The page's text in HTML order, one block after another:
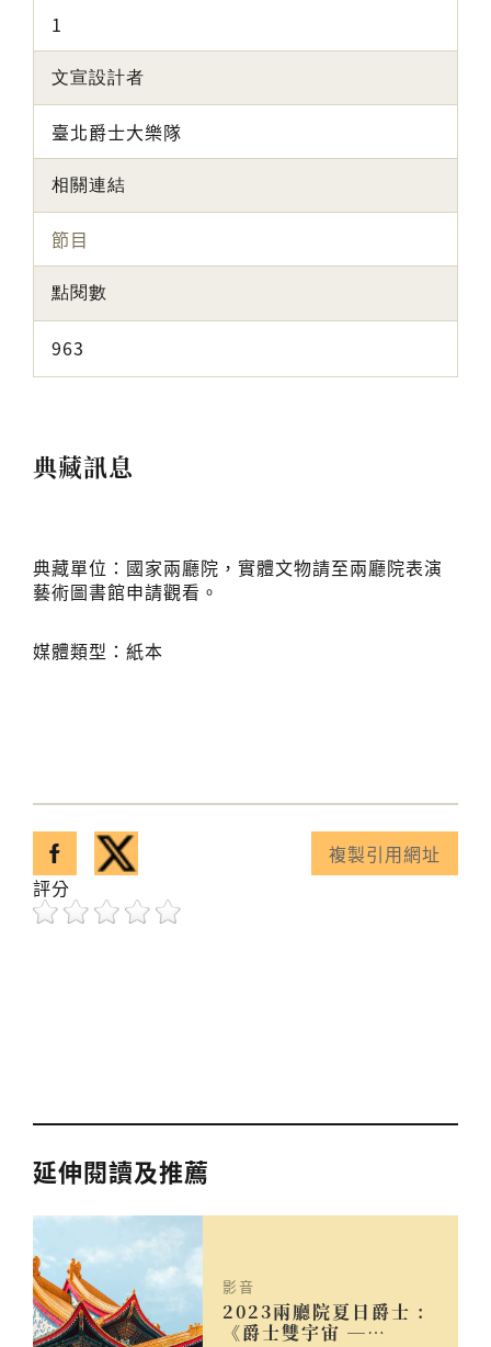
1
文宣設計者
臺北爵士大樂隊
相關連結
節目
點閱數
963
典藏訊息
典藏單位：國家兩廳院，實體文物請至兩廳院表演
藝術圖書館申請觀看。
媒體類型：紙本
分享至facebook
分享至twitter
複製引用網址
已複製引用網址！
評分
延伸閱讀及推薦
影音
2023兩廳院夏日爵士 :
《爵士雙宇宙 ─…